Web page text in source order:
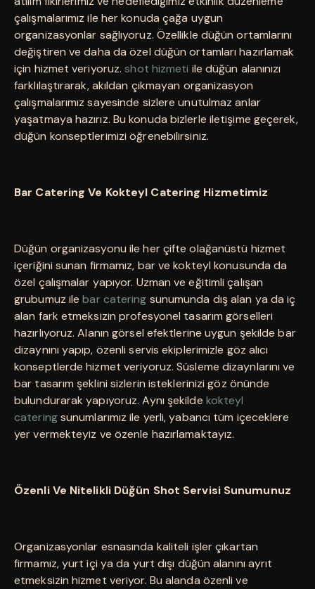
çalışmalarımız ile her konuda çağa uygun
organizasyonlar sağlıyoruz. Özellikle düğün ortamlarını
değiştiren ve daha da özel düğün ortamları hazırlamak
için hizmet veriyoruz.shot hizmeti ile düğün alanınızı
farklılaştırarak, akıldan çıkmayan organizasyon
çalışmalarımız sayesinde sizlere unutulmaz anlar
yaşatmaya hazırız. Bu konuda bizlerle iletişime geçerek,
düğün konseptlerimizi öğrenebilirsiniz.
Bar Catering Ve Kokteyl Catering Hizmetimiz
Düğün organizasyonu ile her çifte olağanüstü hizmet
içeriğini sunan firmamız, bar ve kokteyl konusunda da
özel çalışmalar yapıyor. Uzman ve eğitimli çalışan
grubumuz ilebar catering sunumunda dış alan ya da iç
alan fark etmeksizin profesyonel tasarım görselleri
hazırlıyoruz. Alanın görsel efektlerine uygun şekilde bar
dizaynını yapıp, özenli servis ekiplerimizle göz alıcı
konseptlerde hizmet veriyoruz. Süsleme dizaynlarını ve
bar tasarım şeklini sizlerin isteklerinizi göz önünde
bulundurarak yapıyoruz. Aynı şekilde kokteyl
cateringsunumlarımız ile yerli, yabancı tüm içeceklere
yer vermekteyiz ve özenle hazırlamaktayız.
Özenli Ve Nitelikli Düğün Shot Servisi Sunumunuz
Organizasyonlar esnasında kaliteli işler çıkartan
firmamız, yurt içi ya da yurt dışı düğün alanını ayrıt
etmeksizin hizmet veriyor. Bu alanda özenli ve